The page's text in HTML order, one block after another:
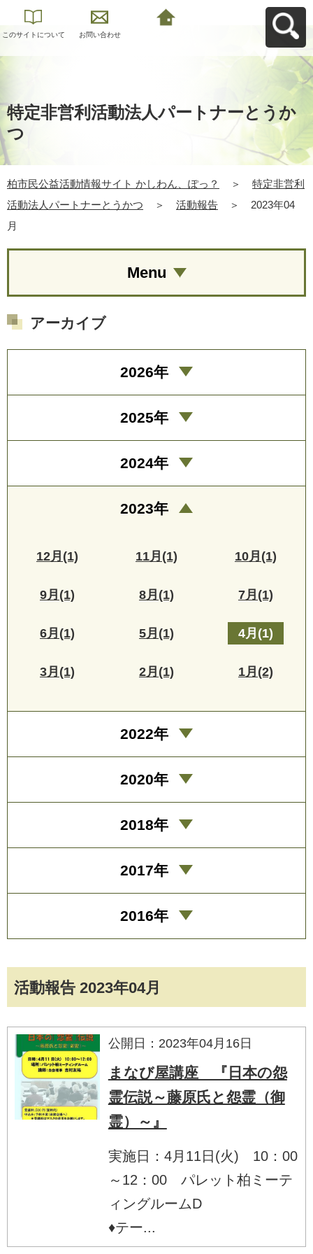
このサイトについて お問い合わせ
特定非営利活動法人パートナーとうか
つ
柏市民公益活動情報サイト かしわん、ぽっ？ ＞
特定非営利
活動法人パートナーとうかつ
＞ 活動報告 ＞
2023年04
月
活動報告 2023年04月
公開日：2023年04月16日
まなび屋講座 『日本の怨
霊伝説～藤原氏と怨霊（御
霊）～』
実施日：4月11日(火) 10：00
～12：00 パレット柏ミーテ
ィングルームD
♦テー...
Menu
アーカイブ
2026年
2025年
2024年
2023年
12月(1) 11月(1) 10月(1)
9月(1) 8月(1) 7月(1)
6月(1) 5月(1) 4月(1)
3月(1) 2月(1) 1月(2)
2022年
2020年
2018年
2017年
2016年